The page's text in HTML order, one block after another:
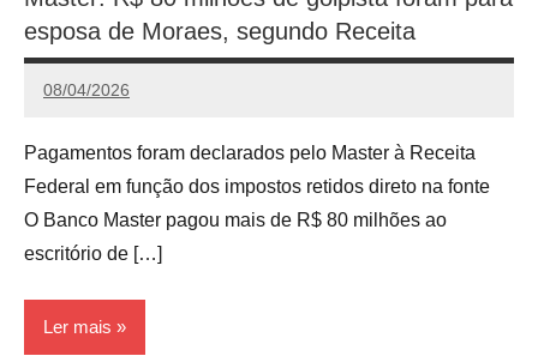
esposa de Moraes, segundo Receita
08/04/2026
Calango
Pagamentos foram declarados pelo Master à Receita
Federal em função dos impostos retidos direto na fonte
O Banco Master pagou mais de R$ 80 milhões ao
escritório de […]
Ler mais